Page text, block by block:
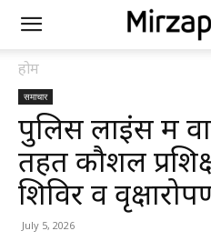
होम
समाचार
पुलिस लाइंस में
तहत कौशल
शिविर व
July 5, 2026